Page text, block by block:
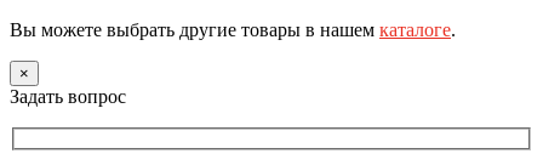
Вы можете выбрать другие товары в нашем каталоге.
×
Задать вопрос